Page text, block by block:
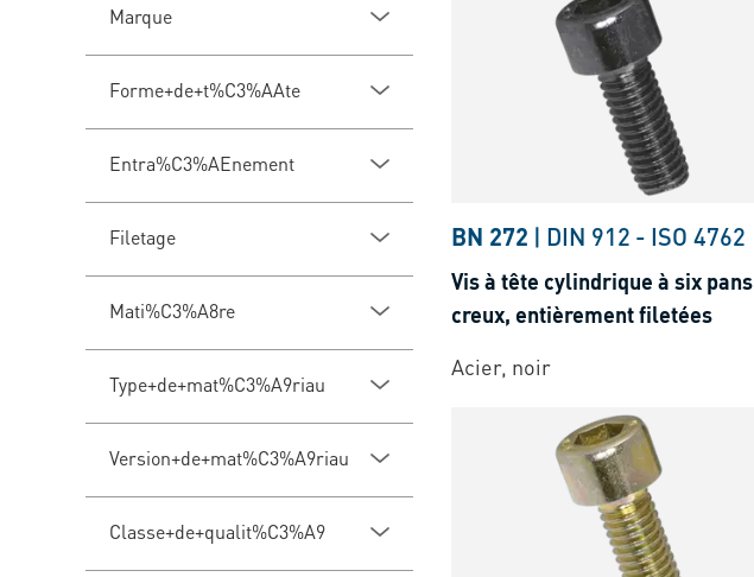
Marque
Forme+de+t%C3%AAte
Entra%C3%AEnement
Filetage
Mati%C3%A8re
Type+de+mat%C3%A9riau
Version+de+mat%C3%A9riau
Classe+de+qualit%C3%A9
BN 272 | DIN 912 - ISO 4762
Vis à tête cylindrique à six pans
creux, entièrement filetées
Acier, noir